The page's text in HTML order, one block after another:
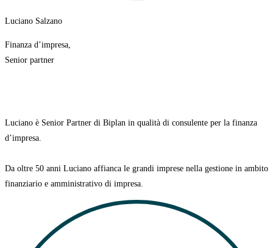
Luciano Salzano
Finanza d’impresa,
Senior partner
Luciano è Senior Partner di Biplan in qualità di consulente per la finanza
d’impresa.
Da oltre 50 anni Luciano affianca le grandi imprese nella gestione in ambito
finanziario e amministrativo di impresa.